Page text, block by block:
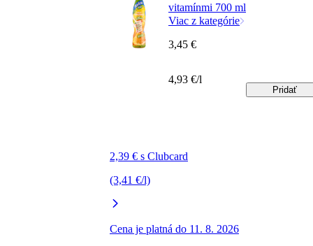
vitamínmi 700 ml
Viac z kategórie
2,39 € s Clubcard
(3,41 €/l)
Cena je platná do 11. 8. 2026
3,45 €
4,93 €/l
Pridať